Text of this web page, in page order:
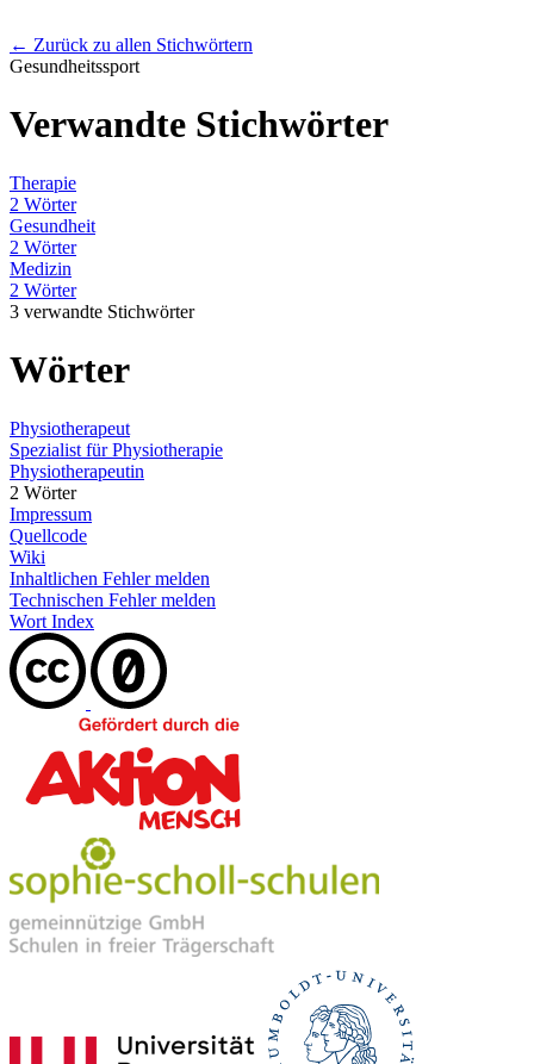
← Zurück zu allen Stichwörtern
Gesundheitssport
Verwandte Stichwörter
Therapie
2 Wörter
Gesundheit
2 Wörter
Medizin
2 Wörter
3 verwandte Stichwörter
Wörter
Physiotherapeut
Spezialist für Physiotherapie
Physiotherapeutin
2 Wörter
Impressum
Quellcode
Wiki
Inhaltlichen Fehler melden
Technischen Fehler melden
Wort Index